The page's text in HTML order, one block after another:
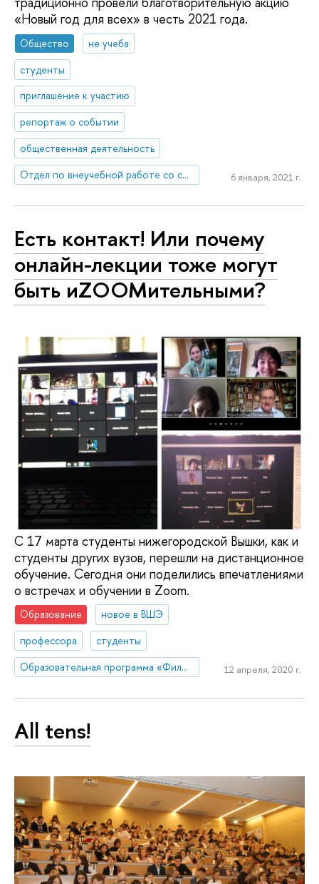
«Новый год для всех» в честь 2021 года.
Общество
не учеба
студенты
приглашение к участию
репортаж о событии
общественная деятельность
Отдел по внеучебной работе со студентами (Нижний Новгород)
6 января, 2021 г.
Есть контакт! Или почему
онлайн-лекции тоже могут
быть иZOOMительными?
С 17 марта студенты нижегородской Вышки, как и
студенты других вузов, перешли на дистанционное
обучение. Сегодня они поделились впечатлениями
о встречах и обучении в Zoom.
Образование
новое в ВШЭ
профессора
студенты
Образовательная программа «Филология»
12 апреля, 2020 г.
All tens!